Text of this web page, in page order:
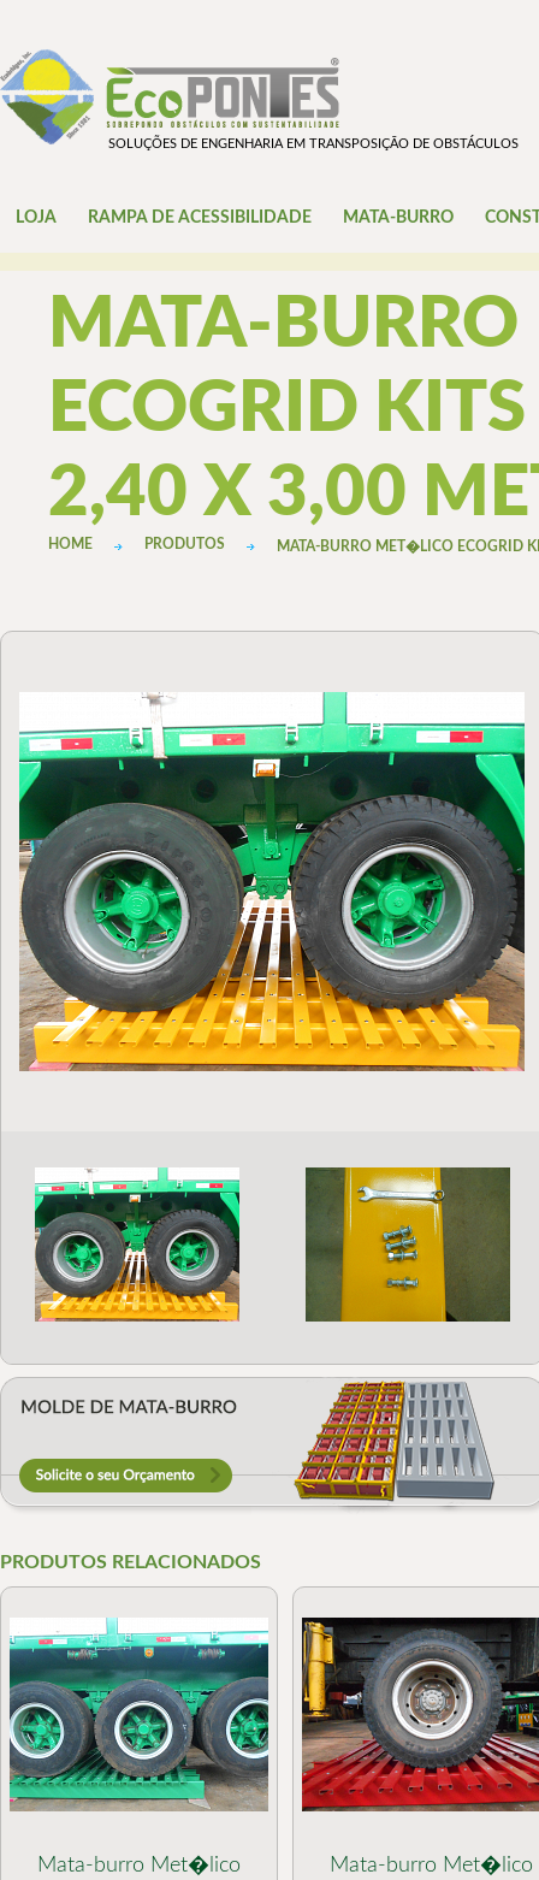
SOLUÇÕES DE ENGENHARIA EM TRANSPOSIÇÃO DE OBSTÁCULOS
LOJA RAMPA DE ACESSIBILIDADE MATA-BURRO
MATA-
ECOGRID
2,40 X 3,00
HOME PRODUTOS MATA-BURRO MET�LICO ECOGRID
PRODUTOS RELACIONADOS
Mata-burro Met�lico
Mata-burro Met�lico